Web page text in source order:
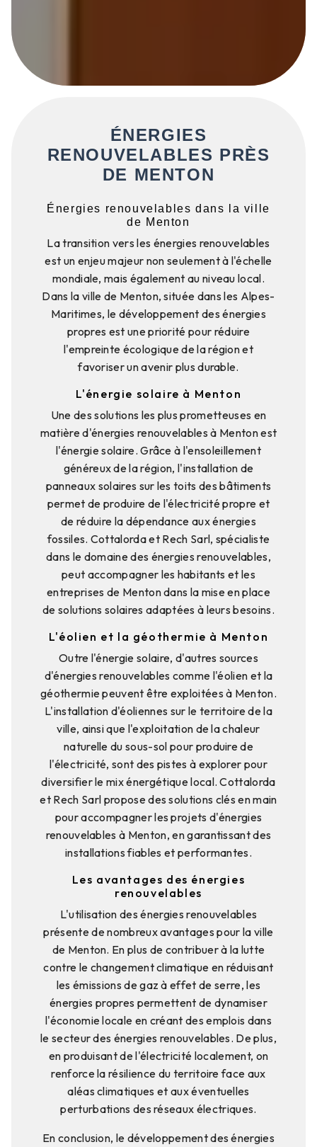
ÉNERGIES
RENOUVELABLES PRÈS
DE MENTON
Énergies renouvelables dans la ville
de Menton
La transition vers les énergies renouvelables
est un enjeu majeur non seulement à l'échelle
mondiale, mais également au niveau local.
Dans la ville de Menton, située dans les Alpes-
Maritimes, le développement des énergies
propres est une priorité pour réduire
l'empreinte écologique de la région et
favoriser un avenir plus durable.
L'énergie solaire à Menton
Une des solutions les plus prometteuses en
matière d'énergies renouvelables à Menton est
l'énergie solaire. Grâce à l'ensoleillement
généreux de la région, l'installation de
panneaux solaires sur les toits des bâtiments
permet de produire de l'électricité propre et
de réduire la dépendance aux énergies
fossiles. Cottalorda et Rech Sarl, spécialiste
dans le domaine des énergies renouvelables,
peut accompagner les habitants et les
entreprises de Menton dans la mise en place
de solutions solaires adaptées à leurs besoins.
L'éolien et la géothermie à Menton
Outre l'énergie solaire, d'autres sources
d'énergies renouvelables comme l'éolien et la
géothermie peuvent être exploitées à Menton.
L'installation d'éoliennes sur le territoire de la
ville, ainsi que l'exploitation de la chaleur
naturelle du sous-sol pour produire de
l'électricité, sont des pistes à explorer pour
diversifier le mix énergétique local. Cottalorda
et Rech Sarl propose des solutions clés en main
pour accompagner les projets d'énergies
renouvelables à Menton, en garantissant des
installations fiables et performantes.
Les avantages des énergies
renouvelables
L'utilisation des énergies renouvelables
présente de nombreux avantages pour la ville
de Menton. En plus de contribuer à la lutte
contre le changement climatique en réduisant
les émissions de gaz à effet de serre, les
énergies propres permettent de dynamiser
l'économie locale en créant des emplois dans
le secteur des énergies renouvelables. De plus,
en produisant de l'électricité localement, on
renforce la résilience du territoire face aux
aléas climatiques et aux éventuelles
perturbations des réseaux électriques.
En conclusion, le développement des énergies